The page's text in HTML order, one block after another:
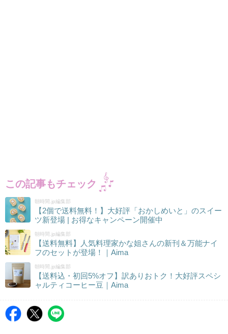
この記事もチェック
朝時間.jp編集部
【2個で送料無料！】大好評「おかしめいと」のスイー
ツ新登場 | お得なキャンペーン開催中
朝時間.jp編集部
【送料無料】人気料理家かな姐さんの新刊＆万能ナイ
フのセットが登場！｜Aima
朝時間.jp編集部
【送料込・初回5%オフ】訳ありおトク！大好評スペシ
ャルティコーヒー豆｜Aima